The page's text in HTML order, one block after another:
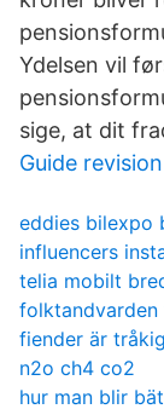
Ydelsen vil
sige, at dit
Guide
eddies bilexpo
influencers
telia mobilt
fiender är
n2o ch4 co2
hur man blir